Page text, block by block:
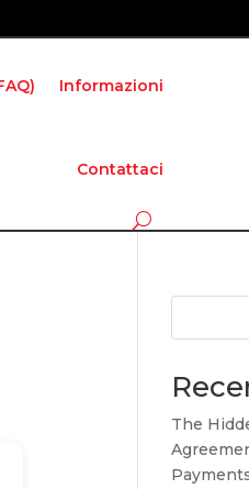
Informazioni
Contattaci
The